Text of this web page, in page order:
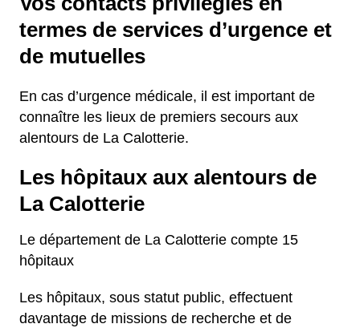
termes de services d’urgence et
de mutuelles
En cas d’urgence médicale, il est important de
connaître les lieux de premiers secours aux
alentours de La Calotterie.
Les hôpitaux aux alentours de
La Calotterie
Le département de La Calotterie compte 15
hôpitaux
Les hôpitaux, sous statut public, effectuent
davantage de missions de recherche et de